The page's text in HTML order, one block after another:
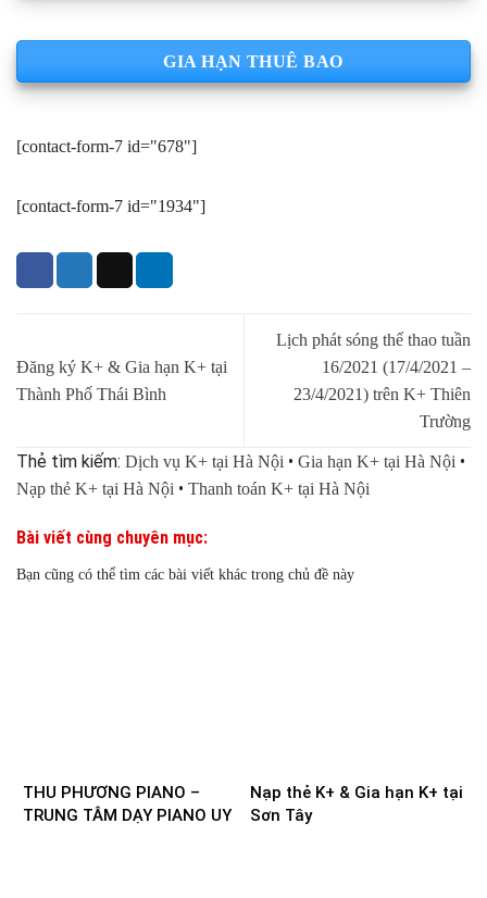
GIA HẠN THUÊ BAO
[contact-form-7 id="678"]
[contact-form-7 id="1934"]
Đăng ký K+ & Gia hạn K+ tại
Thành Phố Thái Bình
Lịch phát sóng thể thao tuần
16/2021 (17/4/2021 –
23/4/2021) trên K+ Thiên
Trường
Thẻ tìm kiếm: Dịch vụ K+ tại Hà Nội • Gia hạn K+ tại Hà Nội •
Nạp thẻ K+ tại Hà Nội • Thanh toán K+ tại Hà Nội
Bài viết cùng chuyên mục:
Bạn cũng có thể tìm các bài viết khác trong chủ đề này
THU PHƯƠNG PIANO –
TRUNG TÂM DẠY PIANO UY
Nạp thẻ K+ & Gia hạn K+ tại
Sơn Tây